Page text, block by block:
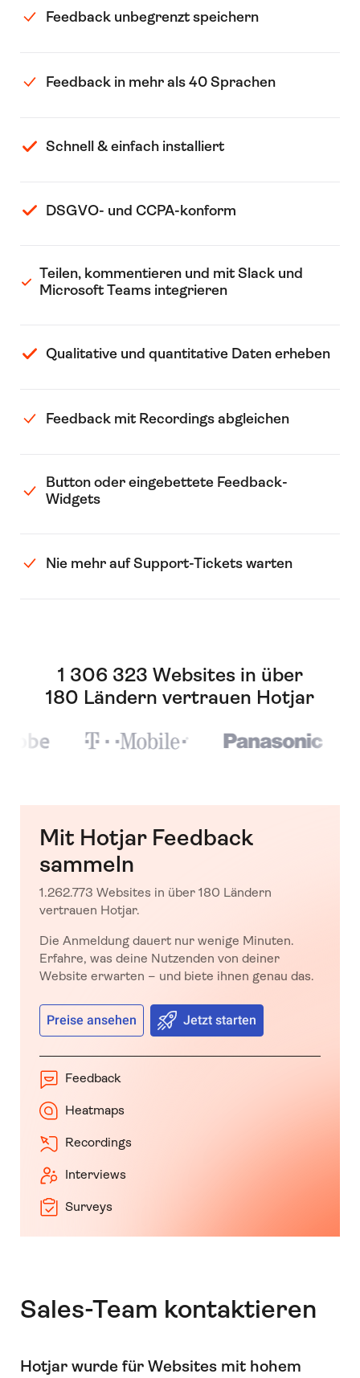
Feedback unbegrenzt speichern
Feedback in mehr als 40 Sprachen
Schnell & einfach installiert
DSGVO- und CCPA-konform
Teilen, kommentieren und mit Slack und
Microsoft Teams integrieren
Qualitative und quantitative Daten erheben
Feedback mit Recordings abgleichen
Button oder eingebettete Feedback-
Widgets
Nie mehr auf Support-Tickets warten
1 306 323 Websites in über
180 Ländern vertrauen Hotjar
Mit Hotjar Feedback
sammeln
1.262.773 Websites in über 180 Ländern
vertrauen Hotjar.
Die Anmeldung dauert nur wenige Minuten.
Erfahre, was deine Nutzenden von deiner
Website erwarten – und biete ihnen genau das.
Preise ansehen Jetzt starten
Feedback
Heatmaps
Recordings
Interviews
Surveys
Sales-Team kontaktieren
Hotjar wurde für Websites mit hohem